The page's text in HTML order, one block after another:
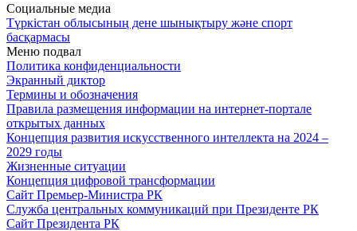
Социальные медиа
Түркістан облысының дене шынықтыру және спорт
басқармасы
Меню подвал
Политика конфиденциальности
Экранный диктор
Термины и обозначения
Правила размещения информации на интернет-портале
открытых данных
Концепция развития искусственного интеллекта на 2024 –
2029 годы
Жизненные ситуации
Концепция цифровой трансформации
Сайт Премьер-Министра РК
Служба центральных коммуникаций при Президенте РК
Сайт Президента РК